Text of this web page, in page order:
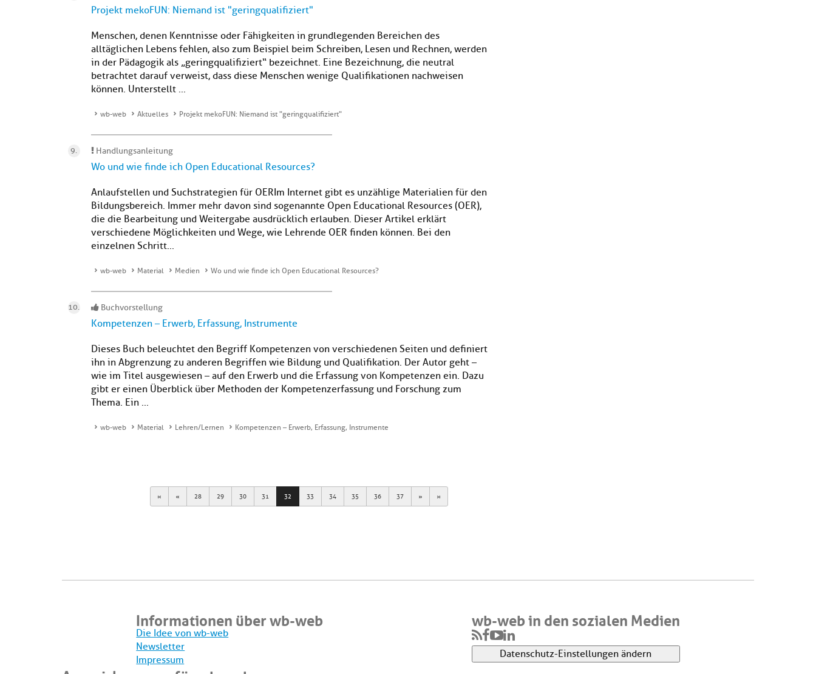
Projekt mekoFUN: Niemand ist "geringqualifiziert"
Menschen, denen Kenntnisse oder Fähigkeiten in grundlegenden Bereichen des
alltäglichen Lebens fehlen, also zum Beispiel beim Schreiben, Lesen und Rechnen, werden
in der Pädagogik als „geringqualifiziert“ bezeichnet. Eine Bezeichnung, die neutral
betrachtet darauf verweist, dass diese Menschen wenige Qualifikationen nachweisen
können. Unterstellt ...
wb-web Aktuelles Projekt mekoFUN: Niemand ist "geringqualifiziert"
Handlungsanleitung
Wo und wie finde ich Open Educational Resources?
Anlaufstellen und Suchstrategien für OERIm Internet gibt es unzählige Materialien für den
Bildungsbereich. Immer mehr davon sind sogenannte Open Educational Resources (OER),
die die Bearbeitung und Weitergabe ausdrücklich erlauben. Dieser Artikel erklärt
verschiedene Möglichkeiten und Wege, wie Lehrende OER finden können. Bei den
einzelnen Schritt...
wb-web Material Medien Wo und wie finde ich Open Educational Resources?
Buchvorstellung
Kompetenzen – Erwerb, Erfassung, Instrumente
Dieses Buch beleuchtet den Begriff Kompetenzen von verschiedenen Seiten und definiert
ihn in Abgrenzung zu anderen Begriffen wie Bildung und Qualifikation. Der Autor geht –
wie im Titel ausgewiesen – auf den Erwerb und die Erfassung von Kompetenzen ein. Dazu
gibt er einen Überblick über Methoden der Kompetenzerfassung und Forschung zum
Thema. Ein ...
wb-web Material Lehren/Lernen Kompetenzen – Erwerb, Erfassung, Instrumente
First Previous
28 29 30 31 32 33 34 35 36 37 Next Last
Informationen über wb-web
Die Idee von wb-web
Newsletter
Impressum
wb-web in den sozialen Medien
Datenschutz-Einstellungen ändern